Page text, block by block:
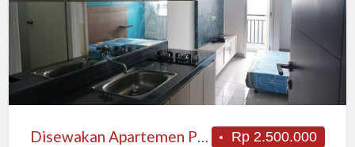
Selatan
Harga
Murah,
Lokasi
Strategis
Rp 2.500.000
Disewakan Apartemen Purimas, Surabaya Selatan Harga Murah, Lokasi Strategis